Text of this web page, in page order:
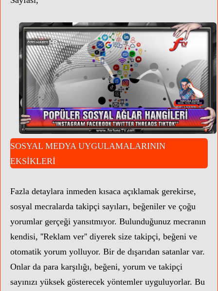
SOSYAL MEDYA UYGULAMALARININ
EKSİKLERİ
Fazla detaylara inmeden kısaca açıklamak gerekirse,
sosyal mecralarda takipçi sayıları, beğeniler ve çoğu
yorumlar gerçeği yansıtmıyor. Bulunduğunuz mecranın
kendisi, ''Reklam ver'' diyerek size takipçi, beğeni ve
otomatik yorum yolluyor. Bir de dışarıdan satanlar var.
Onlar da para karşılığı, beğeni, yorum ve takipçi
sayınızı yüksek gösterecek yöntemler uyguluyorlar. Bu